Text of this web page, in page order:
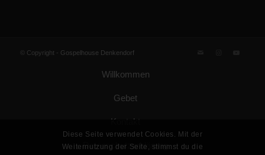
© Copyright - Gospelhouse Denkendorf
Willkommen
Gebet
Kontakt
Datenschutzerklärung
Diese Seite verwendet Cookies. Mit der
Weiternutzung der Seite, stimmst du die